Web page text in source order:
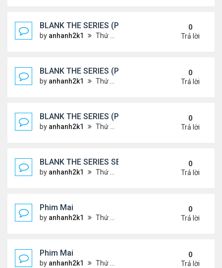
BLANK THE SERIES (PHẦN 2)
by anhanh2k1 Thứ 7 Tháng 5 25, 2024 1:51 am
0
Trả lời
BLANK THE SERIES (PHẦN 2)
by anhanh2k1 Thứ 6 Tháng 5 24, 2024 1:54 am
0
Trả lời
BLANK THE SERIES (PHẦN 2)
by anhanh2k1 Thứ 6 Tháng 5 24, 2024 1:53 am
0
Trả lời
BLANK THE SERIES SEASON 2 (2024)
by anhanh2k1 Thứ 5 Tháng 5 23, 2024 1:03 am
0
Trả lời
Phim Mai
by anhanh2k1 Thứ 3 Tháng 5 21, 2024 1:06 am
0
Trả lời
Phim Mai
by anhanh2k1 Thứ 2 Tháng 5 20, 2024 2:03 am
0
Trả lời